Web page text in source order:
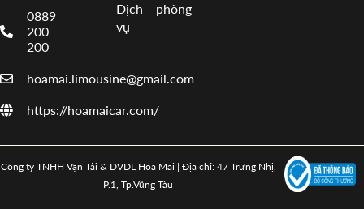
0889
200
200
hoamai.limousine@gmail.com
https://hoamaicar.com/
Dịch
vụ
phòng
Công ty TNHH Vận Tải & DVDL Hoa Mai | Địa chỉ: 47 Trưng Nhị,
P.1, Tp.Vũng Tàu